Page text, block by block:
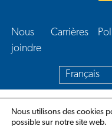
Navigation
Nous
joindre​
Carrières
Français
Nous utilisons des cookies
possible sur notre site web.